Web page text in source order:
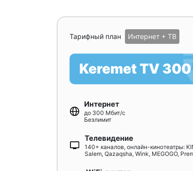
Тарифный план Интернет + ТВ
Keremet TV 300
Интернет
до 300 Мбит/с
Безлимит
Телевидение
140+ каналов, онлайн-кинотеатры:
Salem, Qazaqsha, Wink, MEGOGO,